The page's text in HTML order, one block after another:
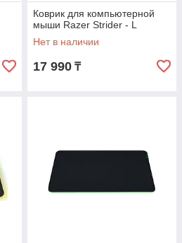
Коврик для компьютерной
мыши Razer Strider - L
Нет в наличии
17 990 ₸